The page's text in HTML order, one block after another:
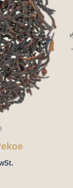
mehrere
Varianten
auf.
Die
Optionen